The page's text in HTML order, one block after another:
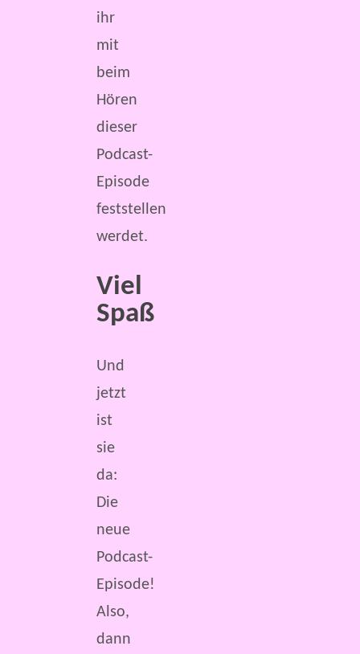
ihr
mit
beim
Hören
dieser
Podcast-
Episode
feststellen
werdet.
Viel
Spaß
Und
jetzt
ist
sie
da:
Die
neue
Podcast-
Episode!
Also,
dann